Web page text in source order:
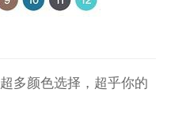
颜色选择，超乎你的